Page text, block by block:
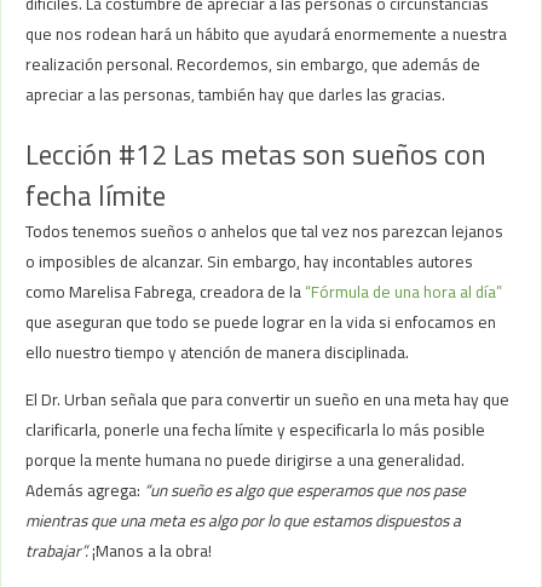
que nos rodean hará un hábito que ayudará enormemente a nuestra
realización personal. Recordemos, sin embargo, que además de
apreciar a las personas, también hay que darles las gracias.
Lección #12 Las metas son sueños con
fecha límite
Todos tenemos sueños o anhelos que tal vez nos parezcan lejanos
o imposibles de alcanzar. Sin embargo, hay incontables autores
como Marelisa Fabrega, creadora de la“Fórmula de una hora al día”
que aseguran que todo se puede lograr en la vida si enfocamos en
ello nuestro tiempo y atención de manera disciplinada.
El Dr. Urban señala que para convertir un sueño en una meta hay que
clarificarla, ponerle una fecha límite y especificarla lo más posible
porque la mente humana no puede dirigirse a una generalidad.
Además agrega: “un sueño es algo que esperamos que nos pase
mientras que una meta es algo por lo que estamos dispuestos a
trabajar”.¡Manos a la obra!